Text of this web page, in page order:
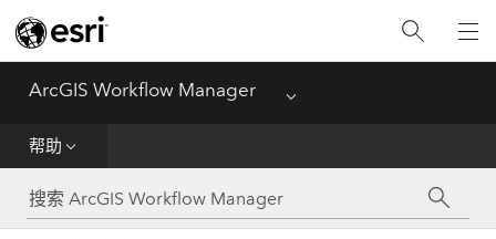
ArcGIS Workflow Manager Menu
帮助
帮助
管理